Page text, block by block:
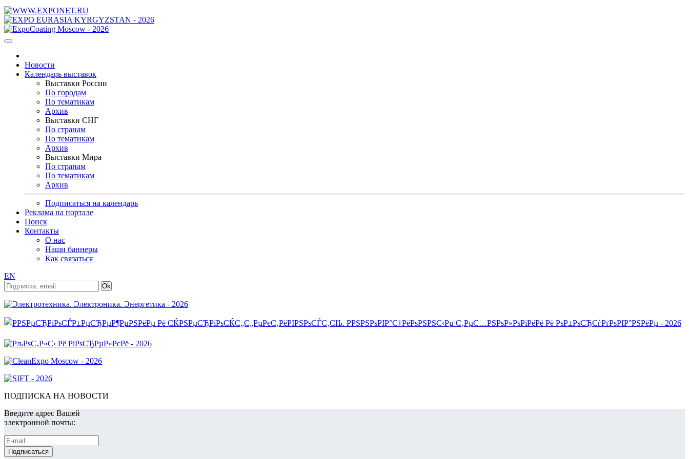
Новости
Календарь выставок
Выставки России
По городам
По тематикам
Архив
Выставки СНГ
По странам
По тематикам
Архив
Выставки Мира
По странам
По тематикам
Архив
Подписаться на календарь
Реклама на портале
Поиск
Контакты
О нас
Наши баннеры
Как связаться
EN
ПОДПИСКА НА НОВОСТИ
Введите адрес Вашей
электронной почты: